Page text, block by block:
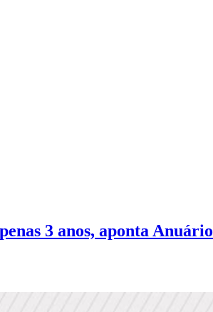
3 anos, aponta Anuário